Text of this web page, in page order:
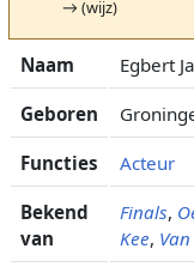
→ (wijz)
Naam Egbert
Geboren
Functies Acteur
Bekend
van
Finals,
Kee,